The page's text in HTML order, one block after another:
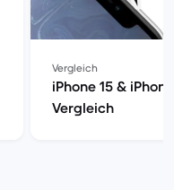
Vergleich
iPhone 15 &
Vergleich